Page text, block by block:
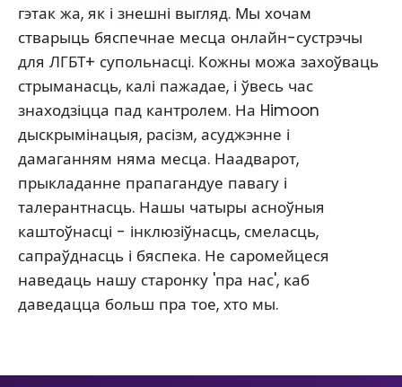
гэтак жа, як і знешні выгляд. Мы хочам
стварыць бяспечнае месца онлайн-сустрэчы
для ЛГБТ+ супольнасці. Кожны можа захоўваць
стрыманасць, калі пажадае, і ўвесь час
знаходзіцца пад кантролем. На Himoon
дыскрымінацыя, расізм, асуджэнне і
дамаганням няма месца. Наадварот,
прыкладанне прапагандуе павагу і
талерантнасць. Нашы чатыры асноўныя
каштоўнасці - інклюзіўнасць, смеласць,
сапраўднасць і бяспека. Не саромейцеся
наведаць нашу старонку 'пра нас', каб
даведацца больш пра тое, хто мы.